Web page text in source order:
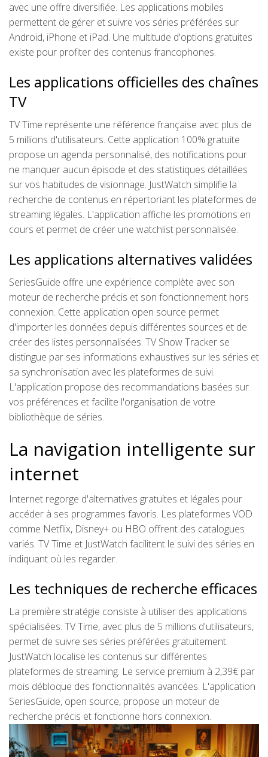
avec une offre diversifiée. Les applications mobiles
permettent de gérer et suivre vos séries préférées sur
Android, iPhone et iPad. Une multitude d'options gratuites
existe pour profiter des contenus francophones.
Les applications officielles des chaînes
TV
TV Time représente une référence française avec plus de
5 millions d'utilisateurs. Cette application 100% gratuite
propose un agenda personnalisé, des notifications pour
ne manquer aucun épisode et des statistiques détaillées
sur vos habitudes de visionnage. JustWatch simplifie la
recherche de contenus en répertoriant les plateformes de
streaming légales. L'application affiche les promotions en
cours et permet de créer une watchlist personnalisée.
Les applications alternatives validées
SeriesGuide offre une expérience complète avec son
moteur de recherche précis et son fonctionnement hors
connexion. Cette application open source permet
d'importer les données depuis différentes sources et de
créer des listes personnalisées. TV Show Tracker se
distingue par ses informations exhaustives sur les séries et
sa synchronisation avec les plateformes de suivi.
L'application propose des recommandations basées sur
vos préférences et facilite l'organisation de votre
bibliothèque de séries.
La navigation intelligente sur
internet
Internet regorge d'alternatives gratuites et légales pour
accéder à ses programmes favoris. Les plateformes VOD
comme Netflix, Disney+ ou HBO offrent des catalogues
variés. TV Time et JustWatch facilitent le suivi des séries en
indiquant où les regarder.
Les techniques de recherche efficaces
La première stratégie consiste à utiliser des applications
spécialisées. TV Time, avec plus de 5 millions d'utilisateurs,
permet de suivre ses séries préférées gratuitement.
JustWatch localise les contenus sur différentes
plateformes de streaming. Le service premium à 2,39€ par
mois débloque des fonctionnalités avancées. L'application
SeriesGuide, open source, propose un moteur de
recherche précis et fonctionne hors connexion.